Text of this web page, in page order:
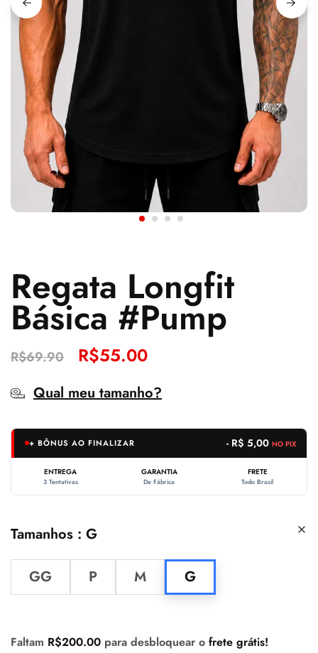
Regata Longfit
Básica #Pump
R$69.90 R$55.00
Qual meu tamanho?
+ BÔNUS AO FINALIZAR - R$ 5,00 NO PIX
ENTREGA
3 Tentativas
GARANTIA
De Fábrica
FRETE
Todo Brasil
Tamanhos G
GG P M G
Faltam R$200.00 para desbloquear o frete grátis!